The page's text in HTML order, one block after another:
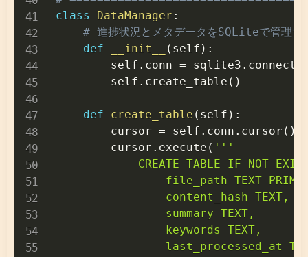
class
DataManager :
# 進捗状況とメタデータをSQLiteで管理す
def
__init__ ( self ) :
        self
. conn = sqlite3 . connect
        self
. create_table ( )
def create_table ( self ) :
        cursor
= self . conn . cursor ( )
        cursor
. execute ( '''
CREATE TABLE IF NOT
file_path TEXT
                content_hash TEXT,
                summary TEXT,
                keywords TEXT,
last_processed_at